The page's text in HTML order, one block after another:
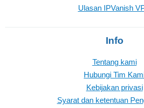
Ulasan IPVanish
Info
Tentang kami
Hubungi Tim
Kebijakan privasi
Syarat dan ketentuan